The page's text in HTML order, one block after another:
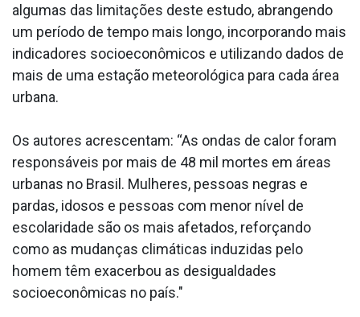
algumas das limitações deste estudo, abrangendo
um período de tempo mais longo, incorporando mais
indicadores socioeconômicos e utilizando dados de
mais de uma estação meteorológica para cada área
urbana.
Os autores acrescentam: “As ondas de calor foram
responsáveis por mais de 48 mil mortes em áreas
urbanas no Brasil. Mulheres, pessoas negras e
pardas, idosos e pessoas com menor nível de
escolaridade são os mais afetados, reforçando
como as mudanças climáticas induzidas pelo
homem têm exacerbou as desigualdades
socioeconômicas no país."